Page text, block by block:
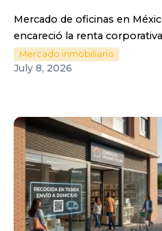
Mercado de oficinas en
encareció la renta corporativa
Mercado inmobiliario
July 8, 2026